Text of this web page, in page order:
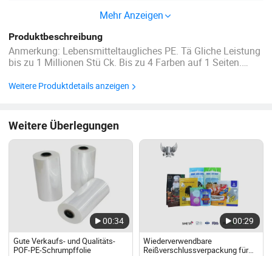
Mehr Anzeigen
Produktbeschreibung
Anmerkung: Lebensmitteltaugliches PE. Tä Gliche Leistung
bis zu 1 Millionen Stü Ck. Bis zu 4 Farben auf 1 Seiten.
Produktionsanlagen und ü Ber 20 Inspektionseinrichtungen.
Weitere Produktdetails anzeigen
Weitere Überlegungen
00:34
Gute Verkaufs- und Qualitäts-
POF-PE-Schrumpffolie
00:29
Wiederverwendbare
Reißverschlussverpackung für